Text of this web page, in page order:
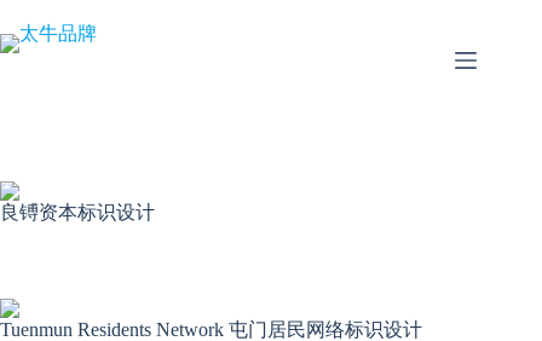
至
良镈资本标识设计
Tuenmun Residents Network 屯门居民网络标识设计